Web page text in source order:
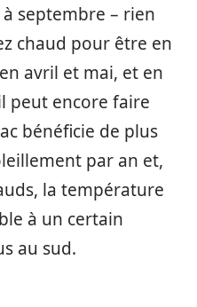
septembre – rien
chaud pour être en
avril et mai, et en
peut encore faire
bénéficie de plus
par an et,
la température
à un certain
au sud.